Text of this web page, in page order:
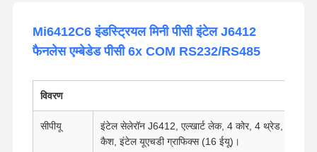
Mi6412C6 इंडस्ट्रियल मिनी पीसी इंटेल J6412
फैनलेस एम्बेडेड पीसी 6x COM RS232/RS485
विवरण
सीपीयू
इंटेल सेलेरॉन J6412, एल्खार्ट लेक, 4 कोर, 4 थ्रेड,
कैश, इंटेल यूएचडी ग्राफिक्स (16 ईयू)।